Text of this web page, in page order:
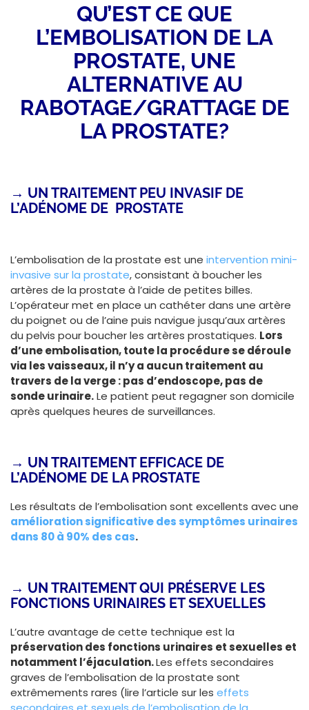
QU’EST CE QUE
L’EMBOLISATION DE LA
PROSTATE, UNE
ALTERNATIVE AU
RABOTAGE/GRATTAGE DE
LA PROSTATE?
→ UN TRAITEMENT PEU INVASIF DE
L’ADÉNOME DE PROSTATE
L’embolisation de la prostate est une intervention mini-
invasive sur la prostate, consistant à boucher les
artères de la prostate à l’aide de petites billes.
L’opérateur met en place un cathéter dans une artère
du poignet ou de l’aine puis navigue jusqu’aux artères
du pelvis pour boucher les artères prostatiques. Lors
d’une embolisation, toute la procédure se déroule
via les vaisseaux, il n’y a aucun traitement au
travers de la verge : pas d’endoscope, pas de
sonde urinaire.Le patient peut regagner son domicile
après quelques heures de surveillances.
→ UN TRAITEMENT EFFICACE DE
L’ADÉNOME DE LA PROSTATE
Les résultats de l’embolisation sont excellents avec une
amélioration significative des symptômes urinaires
dans 80 à 90% des cas.
→ UN TRAITEMENT QUI PRÉSERVE LES
FONCTIONS URINAIRES ET SEXUELLES
L’autre avantage de cette technique est la
préservation des fonctions urinaires et sexuelles et
notamment l’éjaculation.Les effets secondaires
graves de l’embolisation de la prostate sont
extrêmements rares (lire l’article sur les effets